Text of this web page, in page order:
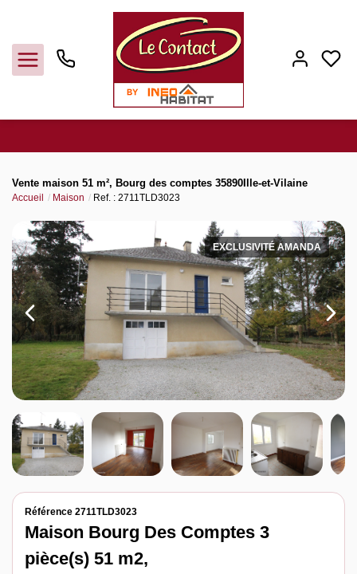
Louer
Gerer
Syndic
Notre agence
Contact
Vente maison 51 m², Bourg des comptes 35890Ille-et-Vilaine
Accueil Maison Ref. : 2711TLD3023
EXCLUSIVITÉ AMANDA
Référence 2711TLD3023
Maison Bourg Des Comptes 3
pièce(s) 51 m2,